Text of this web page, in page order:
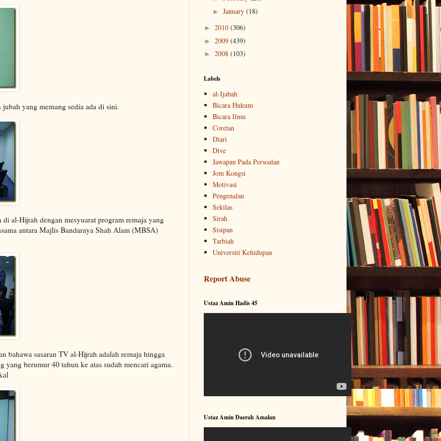
yang memang sedia ada di sini.
di al-Hijrah dengan mesyuarat program remaja yang
antara Majlis Bandaraya Shah Alam (MBSA)
bahawa sasaran TV al-Hijrah adalah remaja hingga
yang berumur 40 tahun ke atas sudah mencari agama.
► January (18)
► 2010 (306)
► 2009 (439)
► 2008 (103)
Labels
al-Ijabah
Bicara Hukum
Bicara Ilmu
Coretan
Diari
Dive
Jawapan Pada Persoalan
Jom Kongsi
Motivasi
Pengenalan
Sekilas
Sirah
Sisipan
Tarbiah
Universiti Kehidupan
Report Abuse
Ustaz Amin Hadis 45
Ustaz Amin Daerah Amalan